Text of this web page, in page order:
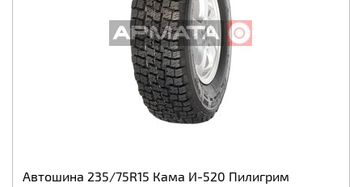
Автошина 235/75R15 Кама И-520 Пилигрим